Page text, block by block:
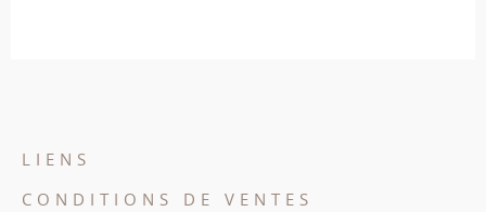
LIENS
CONDITIONS DE VENTES